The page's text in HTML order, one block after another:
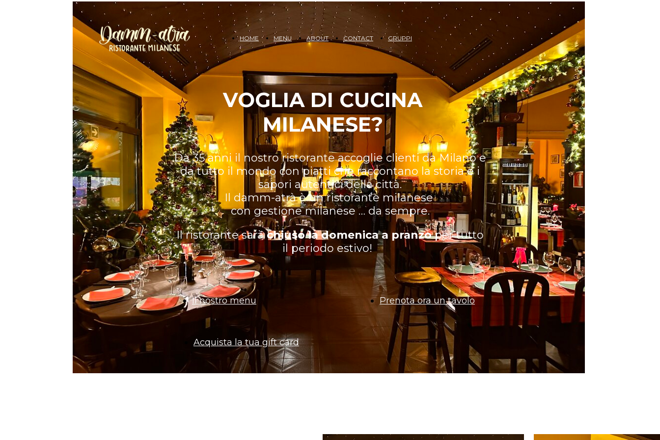
HOME MENU ABOUT CONTACT GRUPPI
VOGLIA DI CUCINA
MILANESE?
Da 35 anni il nostro ristorante accoglie clienti da Milano e
da tutto il mondo con piatti che raccontano la storia e i
sapori autentici della città.
Il damm-atrà è un ristorante milanese
con gestione milanese … da sempre.
Il ristorante saràchiuso la domenica a pranzoper tutto
il periodo estivo!
Il nostro menu Prenota ora un tavolo
Acquista la tua gift card